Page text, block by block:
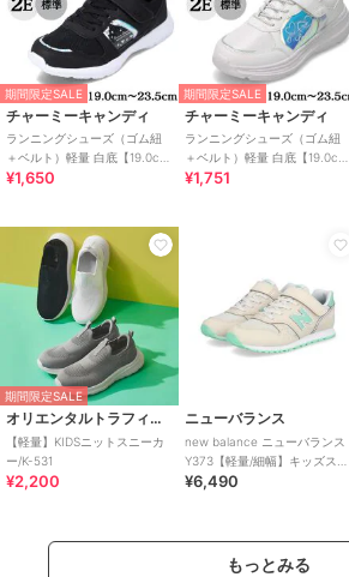
期間限定SALE
チャーミーキャンディ
ランニングシューズ（ゴム紐
＋ベルト）軽量 白底【19.0cm
～23.5cm】
¥1,650
期間限定SALE
チャーミーキャンディ
ランニングシューズ（ゴム紐
＋ベルト）軽量 白底【19.0cm
～23.5cm】
¥1,751
期間限定SALE
オリエンタルトラフィック
【軽量】KIDSニットスニーカ
ー/K-531
¥2,200
ニューバランス
new balance ニューバランス
Y373【軽量/細幅】キッズスニ
ーカー 子供靴
¥6,490
もっとみる